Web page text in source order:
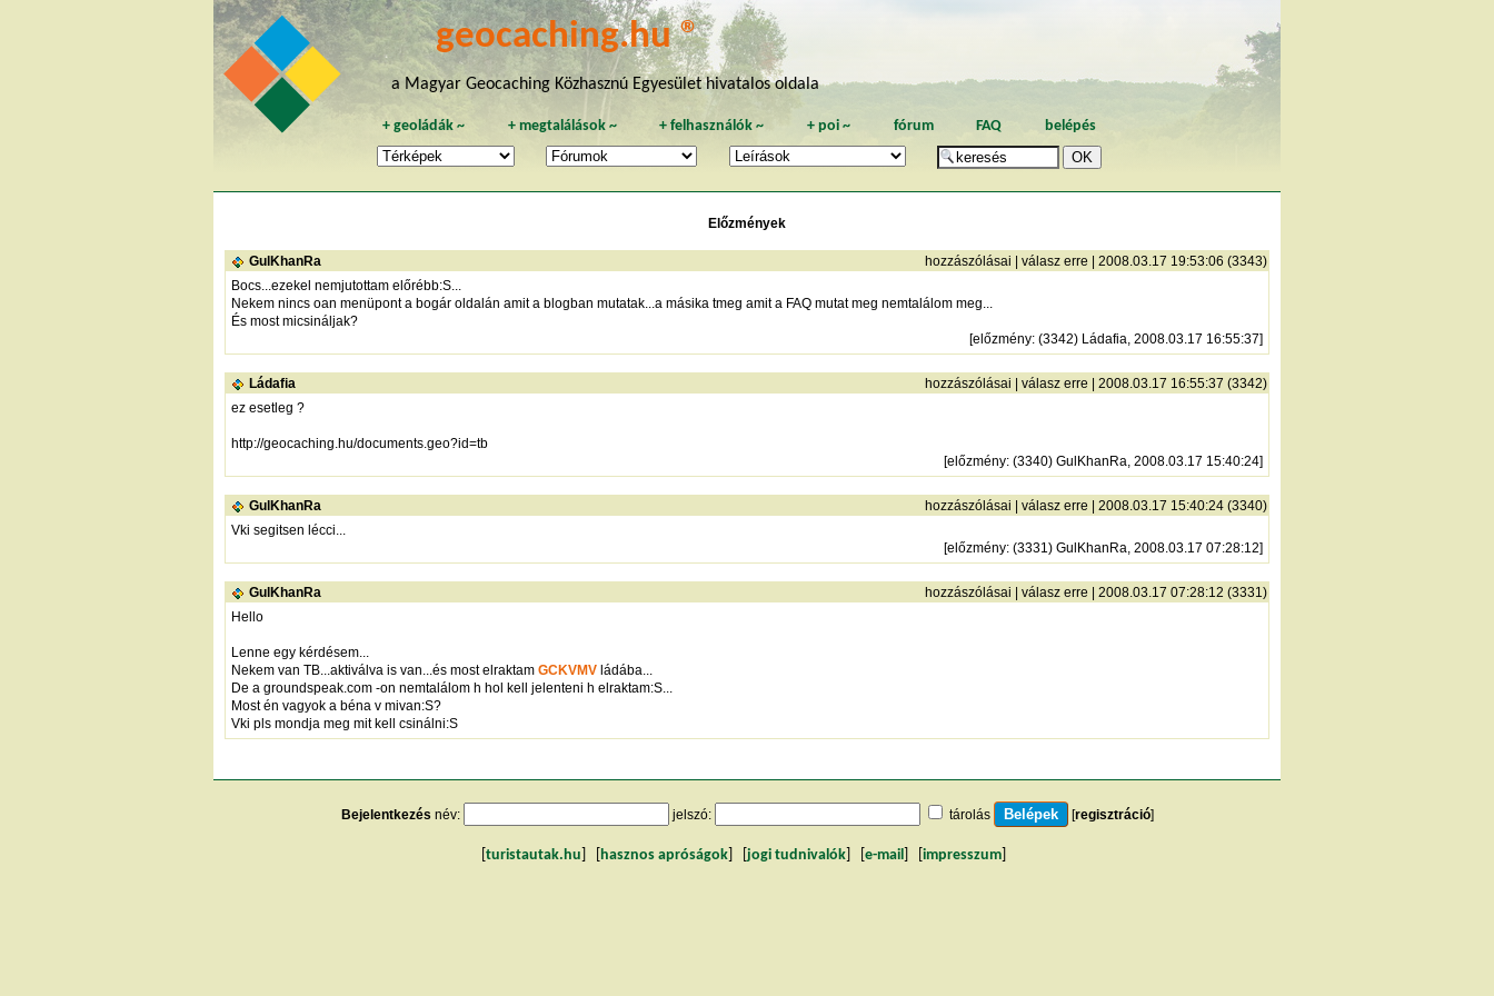
geocaching.hu ®
a Magyar Geocaching Közhasznú Egyesület hivatalos oldala
+geoládák ~ + megtalálások~ +felhasználók ~ + poi~ fórum FAQ belépés
Előzmények
GulKhanRa hozzászólásai válasz erre | 2008.03.17 19:53:06 (3343)
Bocs...ezekel nemjutottam előrébb:S...
Nekem nincs oan menüpont a bogár oldalán amit a blogban mutatak...a másika tmeg amit a FAQ mutat meg nemtalálom meg...
És most micsináljak?
[előzmény: (3342) Ládafia, 2008.03.17 16:55:37]
Ládafia hozzászólásai válasz erre | 2008.03.17 16:55:37 (3342)
ez esetleg ?
http://geocaching.hu/documents.geo?id=tb
[előzmény: (3340) GulKhanRa, 2008.03.17 15:40:24]
GulKhanRa hozzászólásai válasz erre | 2008.03.17 15:40:24 (3340)
Vki segitsen lécci...
[előzmény: (3331) GulKhanRa, 2008.03.17 07:28:12]
GulKhanRa hozzászólásai válasz erre | 2008.03.17 07:28:12 (3331)
Hello
Lenne egy kérdésem...
Nekem van TB...aktiválva is van...és most elraktam GCKVMV ládába...
De a groundspeak.com -on nemtalálom h hol kell jelenteni h elraktam:S...
Most én vagyok a béna v mivan:S?
Vki pls mondja meg mit kell csinálni:S
Bejelentkezés név: jelszó: tárolás [regisztráció]
turistautak.hu hasznos apróságok jogi tudnivalók e-mail impresszum